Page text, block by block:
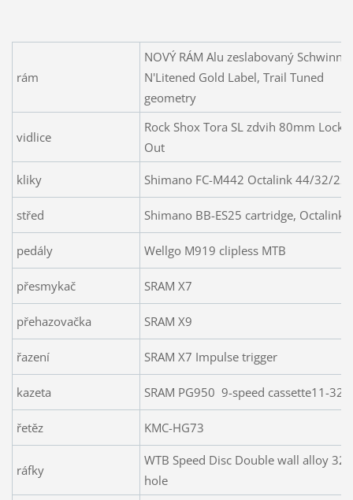
rám
NOVÝ RÁM Alu zeslabovaný Schwinn
N'Litened Gold Label, Trail Tuned
geometry
vidlice
Rock Shox Tora SL zdvih 80mm Lock
Out
kliky Shimano FC-M442 Octalink 44/32/22T
střed Shimano BB-ES25 cartridge, Octalink
pedály Wellgo M919 clipless MTB
přesmykač SRAM X7
přehazovačka SRAM X9
řazení SRAM X7 Impulse trigger
kazeta SRAM PG950 9-speed cassette11-32T
řetěz KMC-HG73
ráfky
WTB Speed Disc Double wall alloy 32
hole